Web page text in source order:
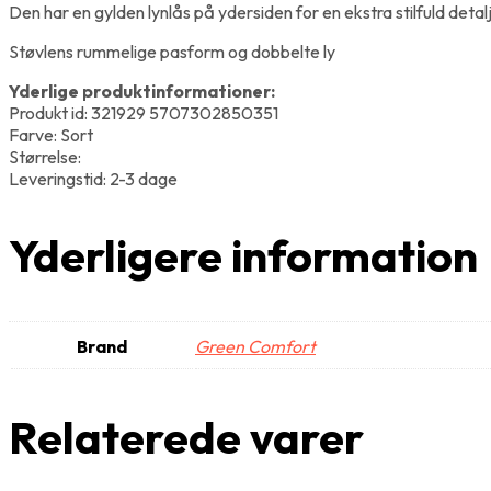
Den har en gylden lynlås på ydersiden for en ekstra stilfuld
Støvlens rummelige pasform og dobbelte ly
Yderlige produktinformationer:
Produkt id: 321929 5707302850351
Farve: Sort
Størrelse:
Leveringstid: 2-3 dage
Yderligere information
Brand Green Comfort
Relaterede varer